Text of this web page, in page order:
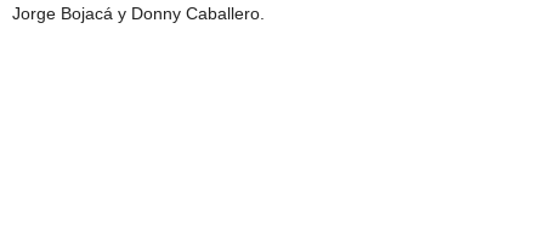
Jorge Bojacá y Donny Caballero.